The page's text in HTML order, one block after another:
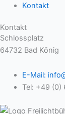
Kontakt
Kontakt
Schlossplatz
64732 Bad König
E-Mail:
Tel: +49 (0)